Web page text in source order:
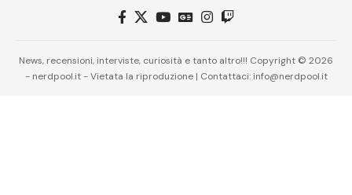
News, recensioni, interviste, curiosità e tanto altro!!! Copyright © 2026
- nerdpool.it - Vietata la riproduzione | Contattaci: info@nerdpool.it